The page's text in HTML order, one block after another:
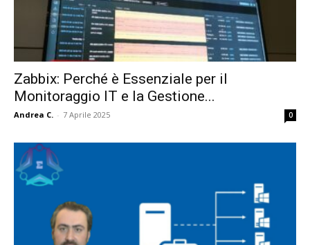
Zabbix: Perché è Essenziale per il
Monitoraggio IT e la Gestione...
Andrea C. - 7 Aprile 2025 0